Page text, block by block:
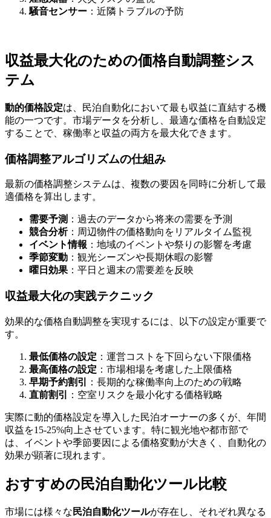
騒音センサー ：近隣トラブルの予防
収益最大化のための価格自動調整シス
テム
動的価格設定は、民泊自動化において最も収益に直結する機
能の一つです。市場データを分析し、最適な価格を自動設定
することで、稼働率と収益の両方を最大化できます。
価格調整アルゴリズムの仕組み
最新の価格調整システムは、複数の要因を同時に分析して最
適価格を算出します。
需要予測 ：過去のデータから将来の需要を予測
競合分析：周辺物件の価格動向をリアルタイム監視
イベント情報 ：地域のイベントや祭りの影響を考慮
季節変動 ：観光シーズンや長期休暇の影響
曜日効果 ：平日と週末の需要差を反映
収益最大化の実践テクニック
効果的な価格自動調整を実現するには、以下の設定が重要で
す。
最低価格の設定 ：運営コストを下回らない下限価格
最高価格の設定 ：市場相場を考慮した上限価格
早期予約割引
：長期的な稼働率向上のための戦略
直前割引
：空室リスクを最小化する価格戦略
実際に動的価格設定を導入した民泊オーナーの多くが、年間
収益を15-25%向上させています。特に観光地や都市部で
は、イベントや季節要因による価格変動が大きく、自動化の
効果が顕著に現れます。
おすすめの民泊自動化ツール比較
市場には様々な 民泊自動化ツールが存在し、それぞれ異なる